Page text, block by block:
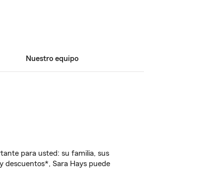
Nuestro equipo
para usted: su familia, sus
descuentos*, Sara Hays puede